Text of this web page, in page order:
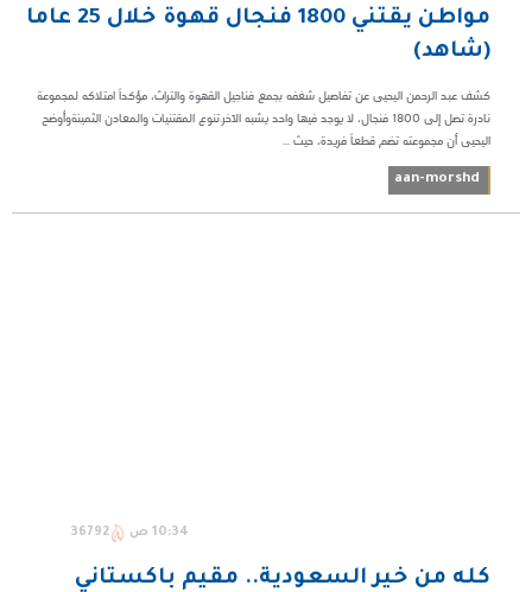
مواطن يقتني 1800 فنجال قهوة خلال 25 عاما
(شاهد)
كشف عبد الرحمن اليحيى عن تفاصيل شغفه بجمع فناجيل القهوة والتراث، مؤكداً امتلاكه لمجموعة
نادرة تصل إلى 1800 فنجال، لا يوجد فيها واحد يشبه الآخر.تنوع المقتنيات والمعادن الثمينةوأوضح
اليحيى أن مجموعته تضم قطعاً فريدة، حيث ...
aan-morshd
10:34 ص 36792
كله من خير السعودية.. مقيم باكستاني